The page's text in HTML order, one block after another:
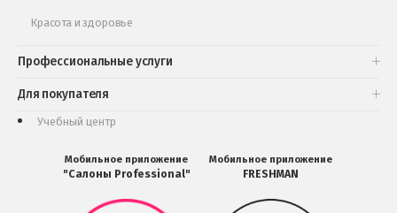
Красота и здоровье
Профессиональные услуги
Для покупателя
Учебный центр
Мобильное приложение
"Салоны Professional"
Мобильное
Мобильное приложение
FRESHMAN
Мобильное